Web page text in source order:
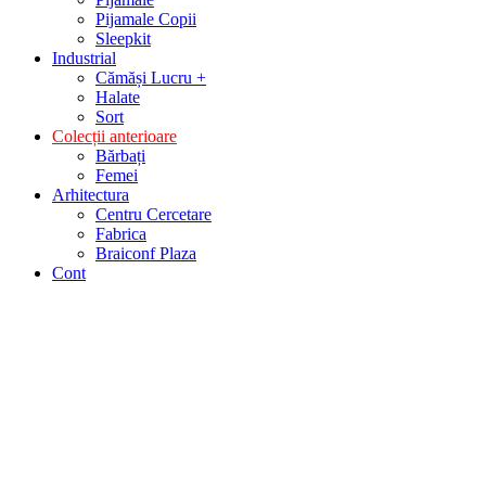
Pijamale Copii
Sleepkit
Industrial
Cămăși Lucru +
Halate
Sort
Colecții anterioare
Bărbați
Femei
Arhitectura
Centru Cercetare
Fabrica
Braiconf Plaza
Cont